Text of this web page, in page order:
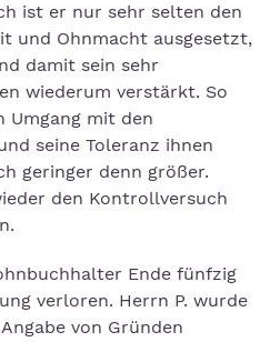
ist er nur sehr selten den
und Ohnmacht ausgesetzt,
damit sein sehr
wiederum verstärkt. So
Umgang mit den
seine Toleranz ihnen
geringer denn größer.
den Kontrollversuch
Ende fünfzig
verloren. Herrn P. wurde
von Gründen